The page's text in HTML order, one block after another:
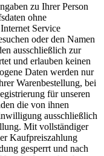
zu Ihrer Person
ohne
Service
oder den Namen
ausschließlich zur
und erlauben keinen
Daten werden nur
Warenbestellung, bei
für unseren
die von ihnen
ausschließlich
Mit vollständiger
Kaufpreiszahlung
gesperrt und nach